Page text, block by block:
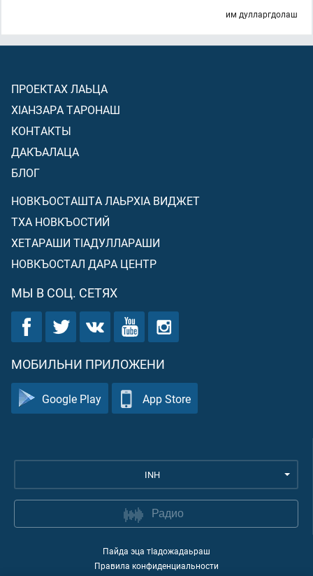
им дулларгдолаш
ПРОЕКТАХ ЛАЬЦА
ХIАНЗАРА ТАРОНАШ
КОНТАКТЫ
ДАКЪАЛАЦА
БЛОГ
НОВКЪОСТАШТА ЛАЬРХIА ВИДЖЕТ
ТХА НОВКЪОСТИЙ
ХЕТАРАШИ ТIАДУЛЛАРАШИ
НОВКЪОСТАЛ ДАРА ЦЕНТР
МЫ В СОЦ. СЕТЯХ
МОБИЛЬНИ ПРИЛОЖЕНИ
Google Play App Store
INH
Радио
Пайда эца тIадожадаьраш
Правила конфиденциальности